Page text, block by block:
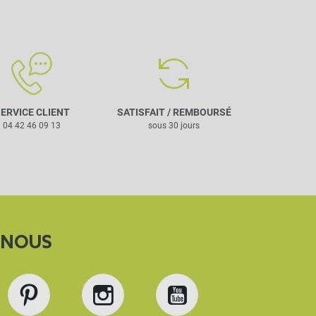
CLIENT
04 42 46 09 13
SATISFAIT / REMBOURSÉ
sous 30 jours